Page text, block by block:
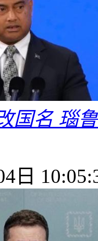
国名 瑙
日